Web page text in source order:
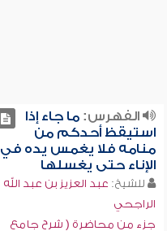
الفهرس:ما جاء إذا
استيقظ أحدكم من
منامه فلا يغمس يده في
الإناء حتى يغسلها
للشيخ: عبد العزيز بن عبد الله
الراجحي
جزء من محاضرة ( شرح جامع